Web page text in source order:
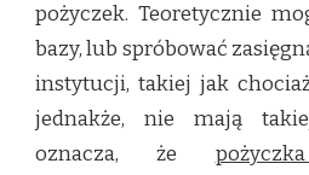
pożyczek. Teoretycznie
bazy, lub spróbować
instytucji, takiej jak
jednakże, nie mają
oznacza, że